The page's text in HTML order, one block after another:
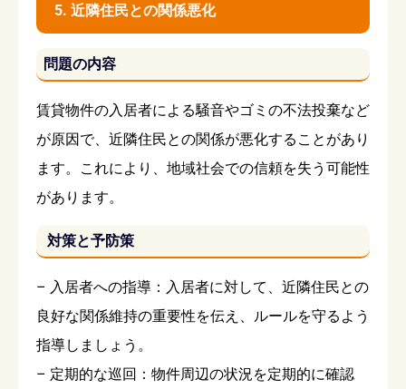
5. 近隣住民との関係悪化
問題の内容
賃貸物件の入居者による騒音やゴミの不法投棄など
が原因で、近隣住民との関係が悪化することがあり
ます。これにより、地域社会での信頼を失う可能性
があります。
対策と予防策
– 入居者への指導：入居者に対して、近隣住民との
良好な関係維持の重要性を伝え、ルールを守るよう
指導しましょう。
– 定期的な巡回：物件周辺の状況を定期的に確認